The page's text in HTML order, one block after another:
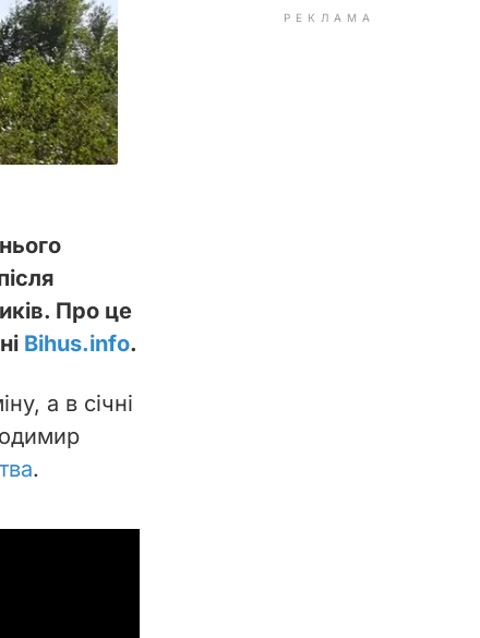
Про це
Bihus.info.
а в січні
.
РЕКЛАМА